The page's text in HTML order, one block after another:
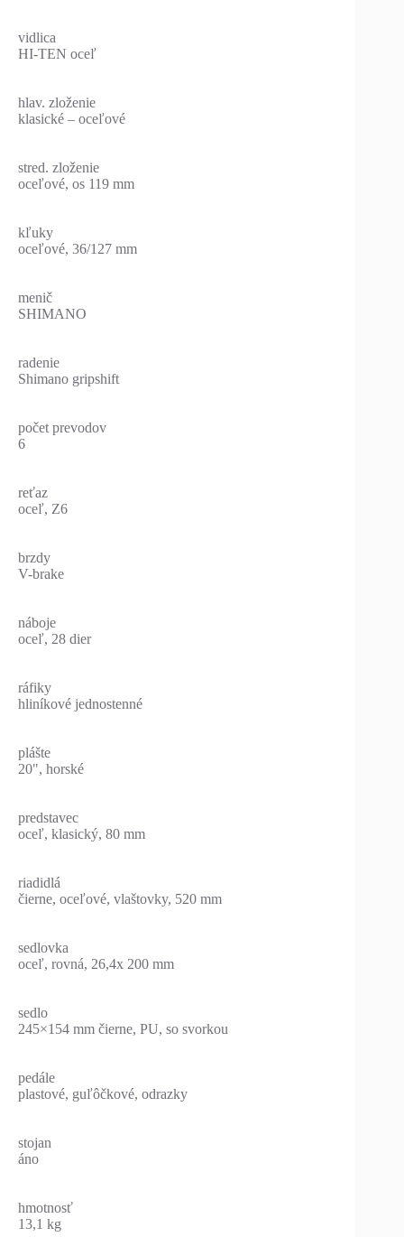
vidlica
HI-TEN oceľ
hlav. zloženie
klasické – oceľové
stred. zloženie
oceľové, os 119 mm
kľuky
oceľové, 36/127 mm
menič
SHIMANO
radenie
Shimano gripshift
počet prevodov
6
reťaz
oceľ, Z6
brzdy
V-brake
náboje
oceľ, 28 dier
ráfiky
hliníkové jednostenné
plášte
20", horské
predstavec
oceľ, klasický, 80 mm
riadidlá
čierne, oceľové, vlaštovky, 520 mm
sedlovka
oceľ, rovná, 26,4x 200 mm
sedlo
245×154 mm čierne, PU, so svorkou
pedále
plastové, guľôčkové, odrazky
stojan
áno
hmotnosť
13,1 kg